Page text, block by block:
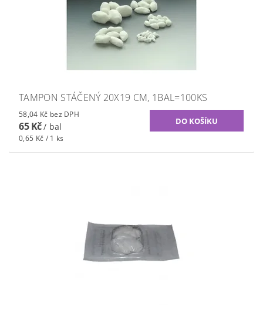
TAMPON STÁČENÝ 20X19 CM, 1BAL=100KS
58,04 Kč bez DPH
65 Kč/ bal
0,65 Kč / 1 ks